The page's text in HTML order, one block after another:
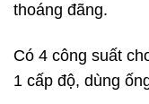
thoáng đãng.
Có 4 công suất
1 cấp độ, dùng